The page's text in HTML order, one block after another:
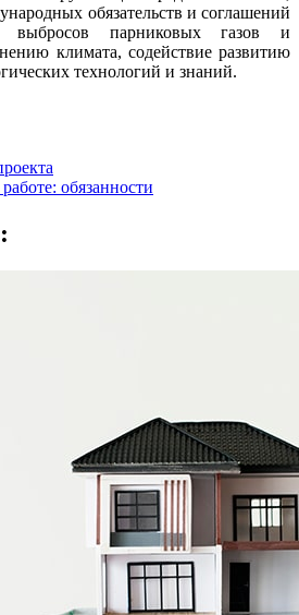
обязательств и соглашений
выбросов парниковых газов и
климата, содействие развитию
технологий и знаний.
обязанности